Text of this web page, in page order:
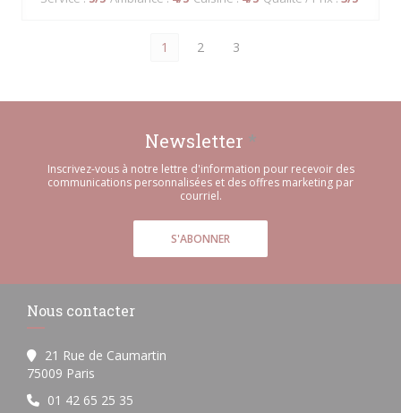
1 2 3
Newsletter *
Inscrivez-vous à notre lettre d'information pour recevoir des
communications personnalisées et des offres marketing par
courriel.
S'ABONNER
Nous contacter
21 Rue de Caumartin
75009 Paris
01 42 65 25 35